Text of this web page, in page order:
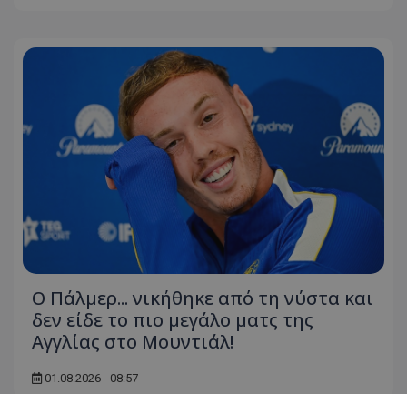
Ο Πάλμερ... νικήθηκε από τη νύστα και
δεν είδε το πιο μεγάλο ματς της
Αγγλίας στο Μουντιάλ!
01.08.2026 - 08:57